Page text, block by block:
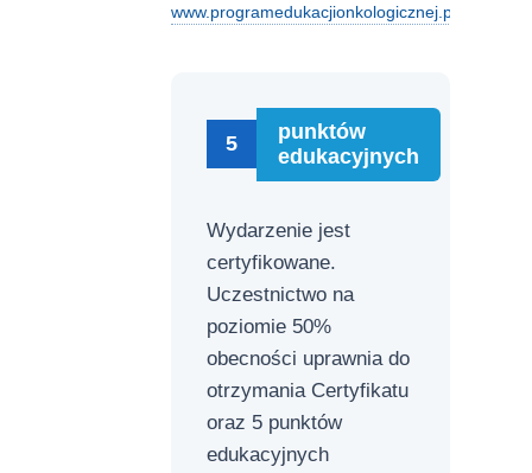
www.programedukacjionkologicznej.pl
5
punktów
edukacyjnych
Wydarzenie jest
certyfikowane.
Uczestnictwo na
poziomie 50%
obecności uprawnia do
otrzymania Certyfikatu
oraz 5 punktów
edukacyjnych